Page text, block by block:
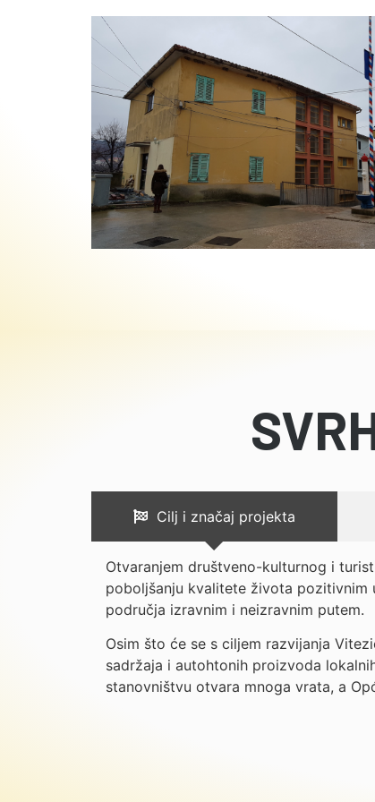
Cilj i značaj projekta
Otvaranjem društveno-kulturnog i
poboljšanju kvalitete života pozitivnim
područja izravnim i neizravnim putem.
Osim što će se s ciljem razvijanja
sadržaja i autohtonih proizvoda
stanovništvu otvara mnoga vrata, a